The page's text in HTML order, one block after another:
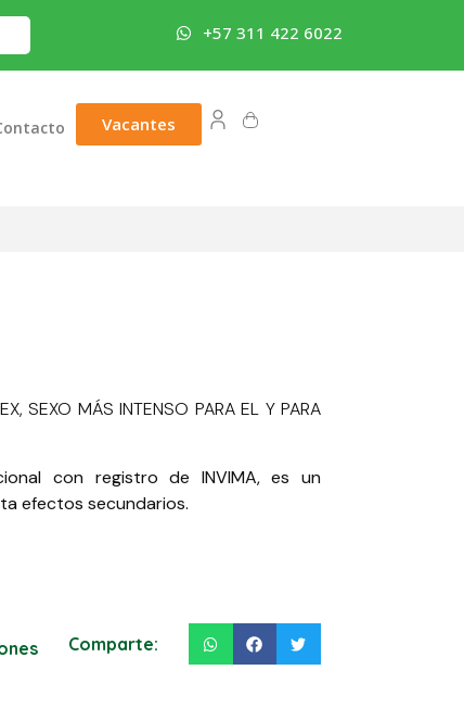
+57 311 422 6022
Vacantes
SEXO MÁS INTENSO PARA EL Y PARA
con registro de INVIMA, es un
efectos secundarios.
Comparte: